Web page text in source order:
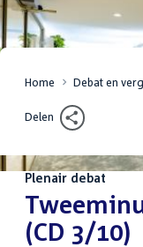
Home Debat en
Delen
Plenair debat
:
(CD 3/10)